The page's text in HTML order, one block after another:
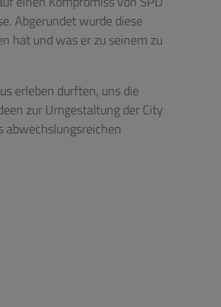
Abgerundet wurde diese
hat und was er zu seinem zu
erleben durften, uns die
zur Umgestaltung der City
abwechslungsreichen